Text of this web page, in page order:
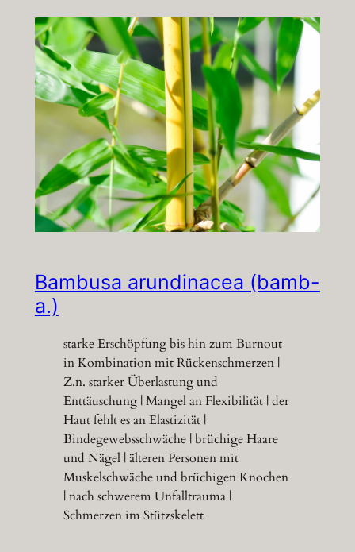
Bambusa arundinacea (bamb-
a.)
starke Erschöpfung bis hin zum Burnout
in Kombination mit Rückenschmerzen |
Z.n. starker Überlastung und
Enttäuschung | Mangel an Flexibilität | der
Haut fehlt es an Elastizität |
Bindegewebsschwäche | brüchige Haare
und Nägel | älteren Personen mit
Muskelschwäche und brüchigen Knochen
| nach schwerem Unfalltrauma |
Schmerzen im Stützskelett